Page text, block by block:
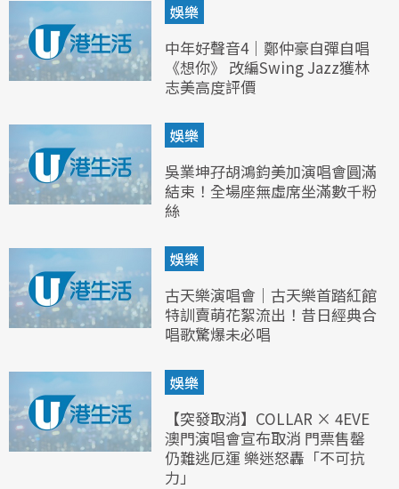
娛樂
中年好聲音4｜鄭仲豪自彈自唱
《想你》 改編Swing Jazz獲林
志美高度評價
娛樂
吳業坤孖胡鴻鈞美加演唱會圓滿
結束！全場座無虛席坐滿數千粉
絲
娛樂
古天樂演唱會｜古天樂首踏紅館
特訓賣萌花絮流出！昔日經典合
唱歌驚爆未必唱
娛樂
【突發取消】COLLAR × 4EVE
澳門演唱會宣布取消 門票售罄
仍難逃厄運 樂迷怒轟「不可抗
力」